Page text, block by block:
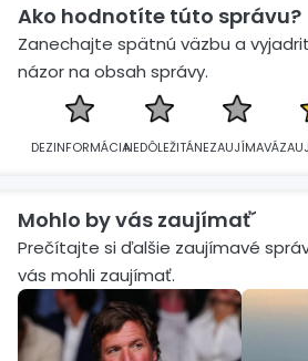
Ako hodnotíte túto správu?
Zanechajte spätnú väzbu a
názor na obsah správy.
DEZINFORMÁCIANEDÔLEŽITÁNEZAUJÍMAVÁ
Mohlo by vás zaujímať´
Prečítajte si ďalšie zaujímavé
vás mohli zaujímať.